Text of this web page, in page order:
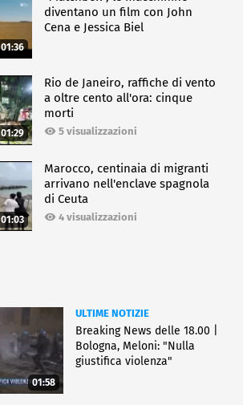
01:36
diventano un film con John
Cena e Jessica Biel
01:29
Rio de Janeiro, raffiche di vento
a oltre cento all'ora: cinque
morti
5 visualizzazioni
01:03
Marocco, centinaia di migranti
arrivano nell'enclave spagnola
di Ceuta
4 visualizzazioni
01:58
ULTIME NOTIZIE
Breaking News delle 18.00 |
Bologna, Meloni: "Nulla
giustifica violenza"